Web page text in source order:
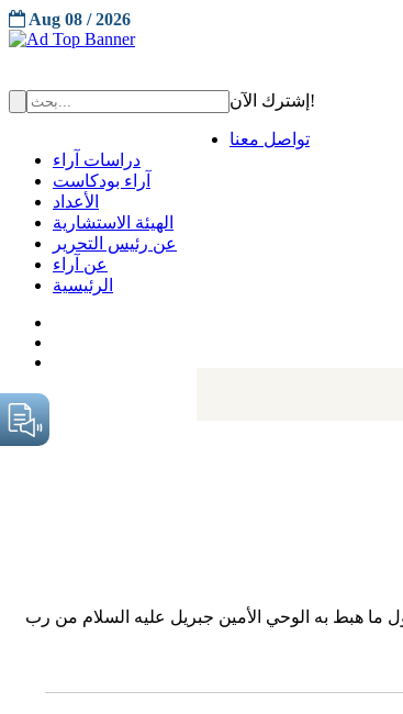
Aug 08 / 2026
إشترك الآن!
تواصل معنا
دراسات آراء
آراء بودكاست
الأعداد
الهيئة الاستشارية
عن رئيس التحرير
عن آراء
الرئيسية
ما هبط به الوحي الأمين جبريل عليه السلام من رب